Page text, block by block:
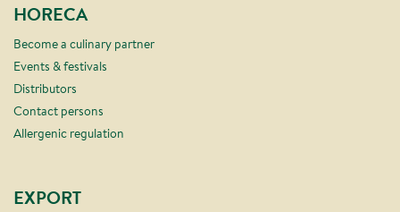
HORECA
Become a culinary partner
Events & festivals
Distributors
Contact persons
Allergenic regulation
EXPORT